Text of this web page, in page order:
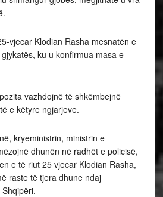
vjecar Klodian Rasha mesnatën e
ku u konfirmua masa e
vazhdojnë të shkëmbejnë
e këtyre ngjarjeve.
kryeministrin, ministrin e
dhunën në radhët e policisë,
e të riut 25 vjecar Klodian Rasha,
raste të tjera dhune ndaj